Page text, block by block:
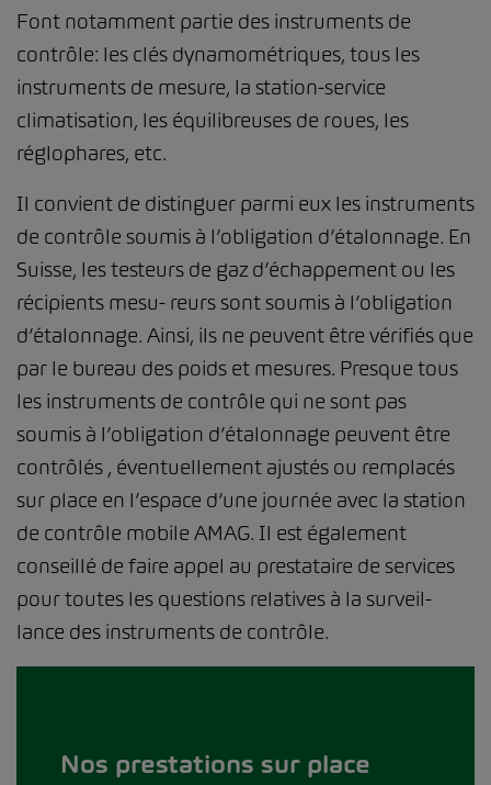
Font notamment partie des instruments de
contrôle: les clés dynamométriques, tous les
instruments de mesure, la station-service
climatisation, les équilibreuses de roues, les
réglophares, etc.
Il convient de distinguer parmi eux les instruments
de contrôle soumis à l’obligation d’étalonnage. En
Suisse, les testeurs de gaz d’échappement ou les
récipients mesu- reurs sont soumis à l’obligation
d’étalonnage. Ainsi, ils ne peuvent être vérifiés que
par le bureau des poids et mesures. Presque tous
les instruments de contrôle qui ne sont pas
soumis à l’obligation d’étalonnage peuvent être
contrôlés , éventuellement ajustés ou remplacés
sur place en l’espace d’une journée avec la station
de contrôle mobile AMAG. Il est également
conseillé de faire appel au prestataire de services
pour toutes les questions relatives à la surveil-
lance des instruments de contrôle.
Nos prestations sur place